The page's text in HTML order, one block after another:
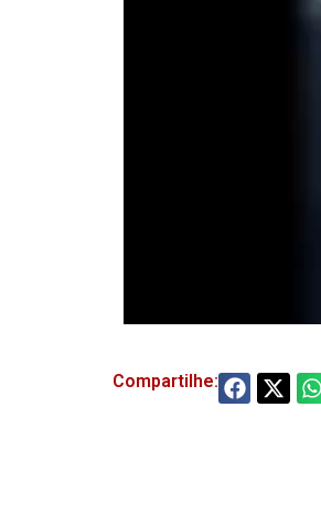
Compartilhe: